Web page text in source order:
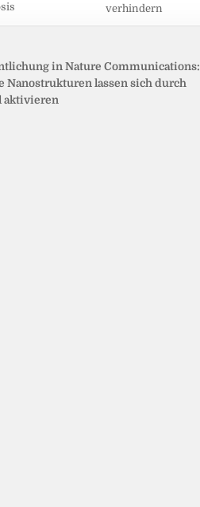
verhindern
in Nature Communications:
Nanostrukturen lassen sich durch
aktivieren